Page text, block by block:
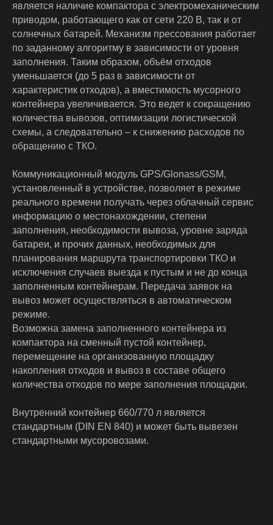
является наличие компактора с электромеханическим
приводом, работающего как от сети 220 В, так и от
солнечных батарей. Механизм прессования работает
по заданному алгоритму в зависимости от уровня
заполнения. Таким образом, объём отходов
уменьшается (до 5 раз в зависимости от
характеристик отходов), а вместимость мусорного
контейнера увеличивается. Это ведет к сокращению
количества вывозов, оптимизации логистической
схемы, а следовательно – к снижению расходов по
обращению с ТКО.
Коммуникационный модуль GPS/Glonass/GSM,
установленный в устройстве, позволяет в режиме
реального времени получать через облачный сервис
информацию о местонахождении, степени
заполнения, необходимости вывоза, уровне заряда
батареи, и прочих данных, необходимых для
планирования маршрута транспортировки ТКО и
исключения случаев выезда к пустым и не до конца
заполненным контейнерам. Передача заявок на
вывоз может осуществляться в автоматическом
режиме.
Возможна замена заполненного контейнера из
компактора на сменный пустой контейнер,
перемещение на организованную площадку
накопления отходов и вывоз в составе общего
количества отходов по мере заполнения площадки.
Внутренний контейнер 660/770 л является
стандартным (DIN EN 840) и может быть вывезен
стандартными мусоровозами.